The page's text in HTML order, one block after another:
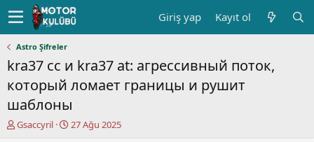
Giriş yap Kayıt ol
Astro Şifreler
kra37 cc и kra37 at: агрессивный поток,
который ломает границы и рушит
шаблоны
K
Gsaccyril
B
27 Ağu 2025